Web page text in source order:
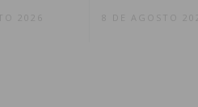
2026 8 DE AGOSTO